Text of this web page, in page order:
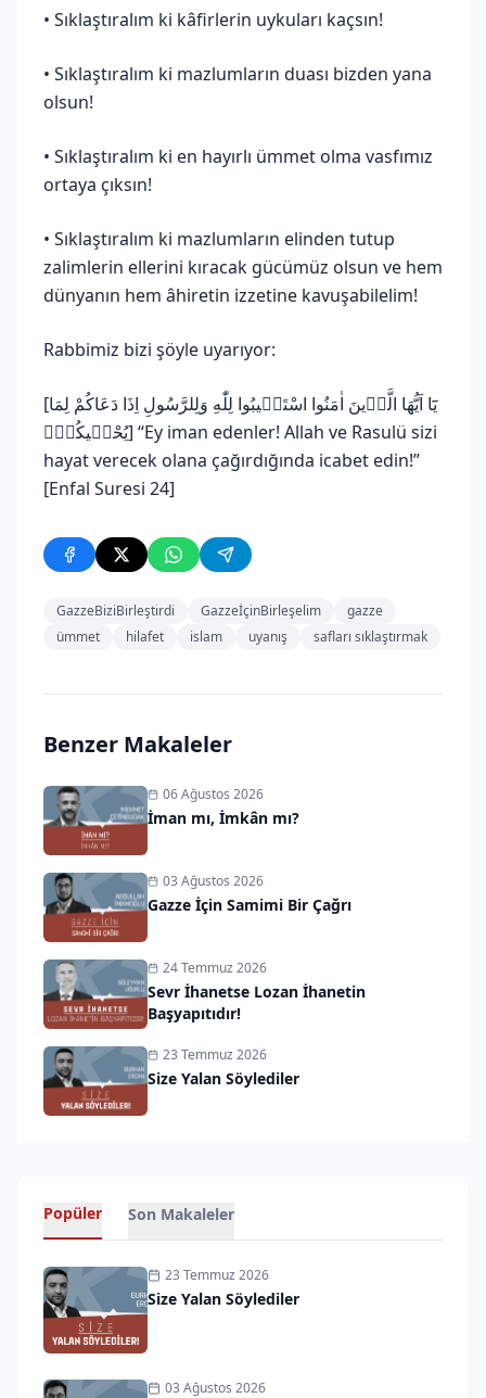
• Sıklaştıralım ki kâfirlerin uykuları kaçsın!
• Sıklaştıralım ki mazlumların duası bizden yana
olsun!
• Sıklaştıralım ki en hayırlı ümmet olma vasfımız
ortaya çıksın!
• Sıklaştıralım ki mazlumların elinden tutup
zalimlerin ellerini kıracak gücümüz olsun ve hem
dünyanın hem âhiretin izzetine kavuşabilelim!
Rabbimiz bizi şöyle uyarıyor:
[يَٓا اَيُّهَا الَّذٖينَ اٰمَنُوا اسْتَجٖيبُوا لِلّٰهِ وَلِلرَّسُولِ اِذَا دَعَاكُمْ لِمَا
يُحْيٖيكُمْۚ] “Ey iman edenler! Allah ve Rasulü sizi
hayat verecek olana çağırdığında icabet edin!”
[Enfal Suresi 24]
GazzeBiziBirleştirdi GazzeİçinBirleşelim
gazze
ümmet
hilafet islam uyanış safları sıklaştırmak
Benzer Makaleler
06 Ağustos 2026
İman mı, İmkân mı?
03 Ağustos 2026
Gazze İçin Samimi Bir Çağrı
24 Temmuz 2026
Sevr İhanetse Lozan İhanetin
Başyapıtıdır!
23 Temmuz 2026
Size Yalan Söylediler
Popüler Son Makaleler
23 Temmuz 2026
Size Yalan Söylediler
03 Ağustos 2026